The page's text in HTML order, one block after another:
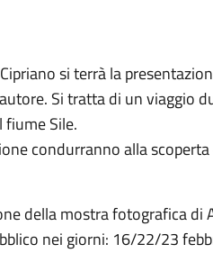
si terrà la
Si tratta di un viaggio
fiume Sile.
condurranno alla
della mostra fotografica di
nei giorni: 16/22/23